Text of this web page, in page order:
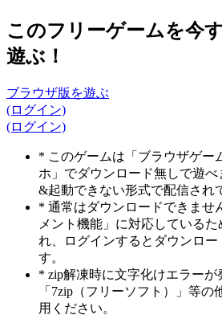
このフリーゲームを今
遊ぶ！
ブラウザ版を遊ぶ
(ログイン)
(ログイン)
* このゲームは「ブラウザゲー
ホ」でダウンロード無しで遊
&起動できない形式で配信され
* 通常はダウンロードできませ
メント機能」に対応しているた
れ、ログインするとダウンロー
す。
* zip解凍時に文字化けエラーが
「7zip（フリーソフト）」等の
用ください。